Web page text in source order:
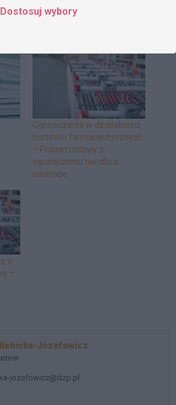
Ograniczenia w działalności
hurtowni farmaceutycznych
– Projekt ustawy o
ograniczeniu handlu w
niedziele
w
–
Józefowicz
jozefowicz@dzp.pl
Dostosuj wybory